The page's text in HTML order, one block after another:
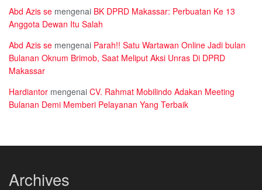
Abd Azis se mengenai BK DPRD Makassar: Perbuatan Ke 13
Anggota Dewan Itu Salah
Abd Azis se mengenai Parah!! Satu Wartawan Online Jadi bulan
Bulanan Oknum Brimob, Saat Meliput Aksi Unras Di DPRD
Makassar
Hardiantor mengenai CV. Rahmat Mobilindo Adakan Meeting
Bulanan Demi Memberi Pelayanan Yang Terbaik
Archives